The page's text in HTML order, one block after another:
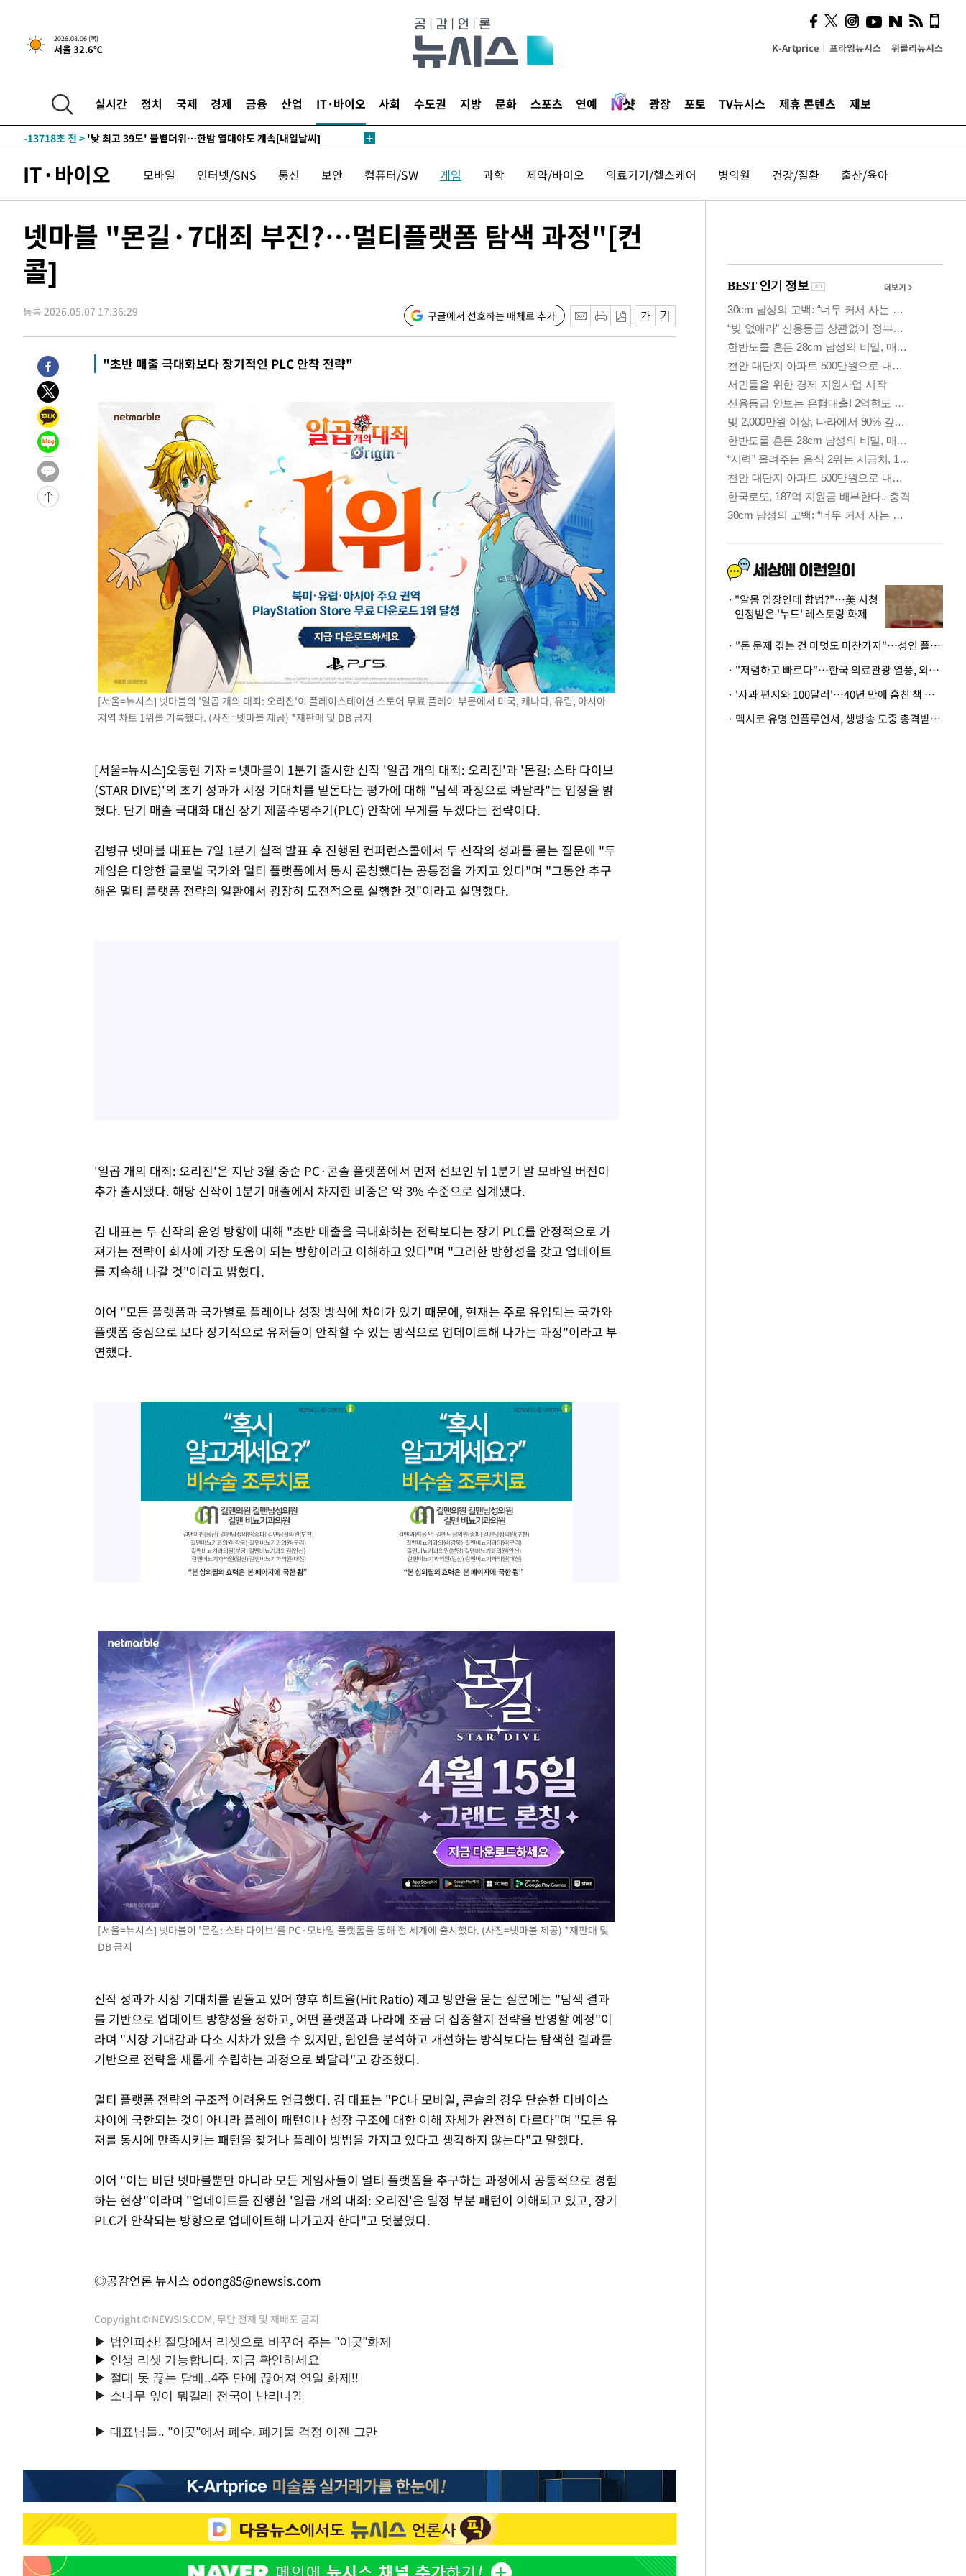
2026.08.06 (목)
서울 32.6℃ K-Artprice 프라임뉴시스 위클리뉴시스
실시간 정치 국제 경제 금융 산업 IT·바이오 사회 수도권 지방 문화 스포츠 연예 광장 포토 TV뉴시스 제휴 콘텐츠 제보
-31142초 전 >경찰, '홍명보는 2순위' 결론냈던 스포츠윤리센터도 압수수색
-16738초 전 >[속보]합참 "北 발사체는 단거리탄도미사일…감시·경계태세 강
-14916초 전 >
[속보] SKT, 에이닷 서비스 장애 발생…"원인 파악 중"
-14322초 전 >
-13718초 전 > '낮 최고 39도' 불볕더위…한밤 열대야도 계속[내일날씨]
-13339초 전 > "韓 외환시장 개입 관측 배경엔 美의 대한국 무역적자 있어"
-13166초 전 >'월드컵 탈락 후폭풍' 축구협회…초유의 압수수색에 '충격·당황'
-12568초 전 >[속보]종합특검, 대검 추가 압수수색…내란 중요임무종사 혐의
-8663초 전 >
-8593초 전 >
-6057초 전 >"여기 떨어졌다"…다누리, 스페이스X 로켓 달 충돌 흔적 포착
-3102초 전 >손흥민, 5경기 연속골 실패…LAFC는 승부차기 끝 과달라하라 격파
1시간 전 >
내일까지 39도 '펄펄'…기상청 "태풍 지나며 폭염 잠시 꺾인다"
1시간 전 >
1시간 전 >
2시간 전 >
[속보]산업장관 "李정부, 원전 반대 안해…안정 전력 위해 불가피"
-31142초 전 >
경찰, '홍명보는 2순위' 결론냈던 스포츠윤리센터도 압수수색
-16738초 전 >
[속보]합참 "北 발사체는 단거리탄도미사일…감시·경계태세 강
화"
-16486초 전 >
日방위성, 北이 동해로 쏜 발사체는 탄도미사일 가능성
-14916초 전 >
[속보] SKT, 에이닷 서비스 장애 발생…"원인 파악 중"
[속보]합참 "북, 동해상으로 미상 발사체 발사"
'낮 최고 39도' 불볕더위…한밤 열대야도 계속[내일날씨]
[속보]7~9일 프로야구 3연전도 폭염 취소…11일 재개
"韓 외환시장 개입 관측 배경엔 美의 대한국 무역적자 있어"
'월드컵 탈락 후폭풍' 축구협회…초유의 압수수색에 '충격·당황'
서울 낮 37.9도, 올여름 최고치 경신…영등포 순간 '40도'
[속보]종합특검, 대검 추가 압수수색…내란 중요임무종사 혐의
[속보]코스닥, 800p 회복…0.26% 오른 801.67 마감
[속보]코스피, 301.88포인트(4.58%) 내린 6296.38 마감
[속보]원·달러 환율, 0.7원 내린 1423.8원 마감
"여기 떨어졌다"…다누리, 스페이스X 로켓 달 충돌 흔적 포착
내일까지 39도 '펄펄'…기상청 "태풍 지나며 폭염 잠시 꺾인다"
트럼프, 한국계 진보 주지사 후보 맹공…"공산주의가 최대 위협"
"美간섭에 합의 지연"…트럼프, '이란 호르무즈 통제권' 수용할까
[속보]산업장관 "李정부, 원전 반대 안해…안정 전력 위해 불가피"
IT·바이오 모바일 인터넷/SNS 통신 보안 컴퓨터/SW 게임 과학 제약/바이오 의료기기/헬스케어 병의원 건강/질환 출산/육아
넷마블 "몬길·7대죄 부진?…멀티플랫폼 탐색 과정"[컨
콜]
등록 2026.05.07 17:36:29 구글에서 선호하는 매체로 추가
"초반 매출 극대화보다 장기적인 PLC 안착 전략"
[서울=뉴시스] 넷마블의 '일곱 개의 대죄: 오리진'이 플레이스테이션 스토어 무료 플레이 부문에서 미국, 캐나다, 유럽, 아시아
지역 차트 1위를 기록했다. (사진=넷마블 제공) *재판매 및 DB 금지
[서울=뉴시스]오동현 기자 = 넷마블이 1분기 출시한 신작 '일곱 개의 대죄: 오리진'과 '몬길: 스타 다이브
(STAR DIVE)'의 초기 성과가 시장 기대치를 밑돈다는 평가에 대해 "탐색 과정으로 봐달라"는 입장을 밝
혔다. 단기 매출 극대화 대신 장기 제품수명주기(PLC) 안착에 무게를 두겠다는 전략이다.
김병규 넷마블 대표는 7일 1분기 실적 발표 후 진행된 컨퍼런스콜에서 두 신작의 성과를 묻는 질문에 "두
게임은 다양한 글로벌 국가와 멀티 플랫폼에서 동시 론칭했다는 공통점을 가지고 있다"며 "그동안 추구
해온 멀티 플랫폼 전략의 일환에서 굉장히 도전적으로 실행한 것"이라고 설명했다.
'일곱 개의 대죄: 오리진'은 지난 3월 중순 PC·콘솔 플랫폼에서 먼저 선보인 뒤 1분기 말 모바일 버전이
추가 출시됐다. 해당 신작이 1분기 매출에서 차지한 비중은 약 3% 수준으로 집계됐다.
김 대표는 두 신작의 운영 방향에 대해 "초반 매출을 극대화하는 전략보다는 장기 PLC를 안정적으로 가
져가는 전략이 회사에 가장 도움이 되는 방향이라고 이해하고 있다"며 "그러한 방향성을 갖고 업데이트
를 지속해 나갈 것"이라고 밝혔다.
이어 "모든 플랫폼과 국가별로 플레이나 성장 방식에 차이가 있기 때문에, 현재는 주로 유입되는 국가와
플랫폼 중심으로 보다 장기적으로 유저들이 안착할 수 있는 방식으로 업데이트해 나가는 과정"이라고 부
연했다.
[서울=뉴시스] 넷마블이 '몬길: 스타 다이브'를 PC·모바일 플랫폼을 통해 전 세계에 출시했다. (사진=넷마블 제공) *재판매 및
DB 금지
신작 성과가 시장 기대치를 밑돌고 있어 향후 히트율(Hit Ratio) 제고 방안을 묻는 질문에는 "탐색 결과
를 기반으로 업데이트 방향성을 정하고, 어떤 플랫폼과 나라에 조금 더 집중할지 전략을 반영할 예정"이
라며 "시장 기대감과 다소 시차가 있을 수 있지만, 원인을 분석하고 개선하는 방식보다는 탐색한 결과를
기반으로 전략을 새롭게 수립하는 과정으로 봐달라"고 강조했다.
멀티 플랫폼 전략의 구조적 어려움도 언급했다. 김 대표는 "PC나 모바일, 콘솔의 경우 단순한 디바이스
차이에 국한되는 것이 아니라 플레이 패턴이나 성장 구조에 대한 이해 자체가 완전히 다르다"며 "모든 유
저를 동시에 만족시키는 패턴을 찾거나 플레이 방법을 가지고 있다고 생각하지 않는다"고 말했다.
이어 "이는 비단 넷마블뿐만 아니라 모든 게임사들이 멀티 플랫폼을 추구하는 과정에서 공통적으로 경험
하는 현상"이라며 "업데이트를 진행한 '일곱 개의 대죄: 오리진'은 일정 부분 패턴이 이해되고 있고, 장기
PLC가 안착되는 방향으로 업데이트해 나가고자 한다"고 덧붙였다.
◎공감언론 뉴시스 odong85@newsis.com
Copyright © NEWSIS.COM, 무단 전재 및 재배포 금지
의견, 국토부·LH에 충실히
전달할 것"
"알몸 입장인데 합법?"…美 시청
인정받은 '누드' 레스토랑 화제
· "돈 문제 겪는 건 마멋도 마찬가지"…성인 플랫폼에 등장한 뜻밖의 스타
· "저렴하고 빠르다"…한국 의료관광 열풍, 외신도 주목
· '사과 편지와 100달러'…40년 만에 훔친 책 돌려준 美 절도범
· 멕시코 유명 인플루언서, 생방송 도중 총격받아 사망